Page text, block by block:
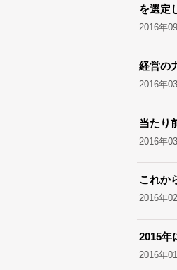
を選定
2016年
経営の
2016年
当たり
2016年
これか
2016年
2015年
2016年